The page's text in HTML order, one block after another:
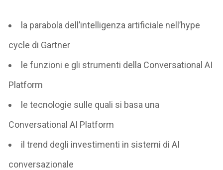
la parabola dell’intelligenza artificiale nell’hype
cycle di Gartner
le funzioni e gli strumenti della Conversational AI
Platform
le tecnologie sulle quali si basa una
Conversational AI Platform
il trend degli investimenti in sistemi di AI
conversazionale